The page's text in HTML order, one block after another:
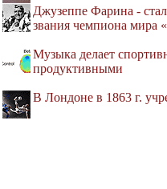
Джузеппе Фарина -
звания чемпиона мира
Музыка делает
продуктивными
В Лондоне в 1863 г.